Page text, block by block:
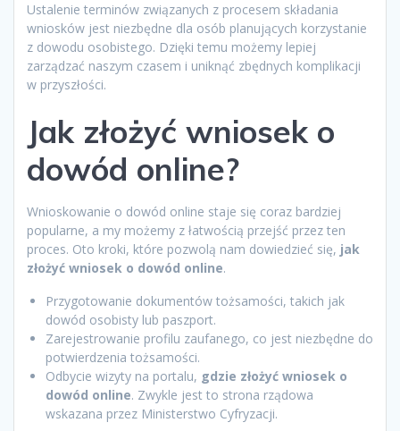
Ustalenie terminów związanych z procesem składania
wniosków jest niezbędne dla osób planujących korzystanie
z dowodu osobistego. Dzięki temu możemy lepiej
zarządzać naszym czasem i uniknąć zbędnych komplikacji
w przyszłości.
Jak złożyć wniosek o
dowód online?
Wnioskowanie o dowód online staje się coraz bardziej
popularne, a my możemy z łatwością przejść przez ten
proces. Oto kroki, które pozwolą nam dowiedzieć się, jak
złożyć wniosek o dowód online.
Przygotowanie dokumentów tożsamości, takich jak
dowód osobisty lub paszport.
Zarejestrowanie profilu zaufanego, co jest niezbędne do
potwierdzenia tożsamości.
Odbycie wizyty na portalu, gdzie złożyć wniosek o
dowód online. Zwykle jest to strona rządowa
wskazana przez Ministerstwo Cyfryzacji.